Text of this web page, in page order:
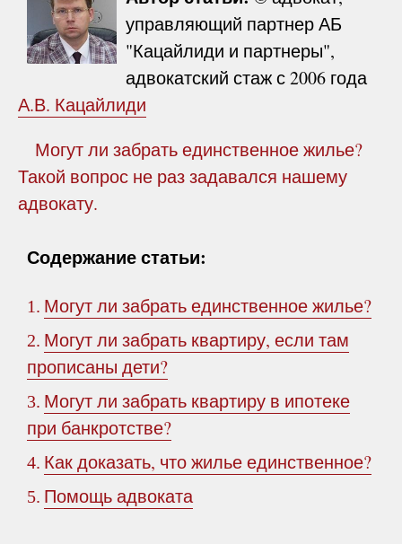
управляющий партнер АБ
"Кацайлиди и партнеры",
адвокатский стаж с 2006 года
А.В. Кацайлиди
Могут ли забрать единственное жилье?
Такой вопрос не раз задавался нашему
адвокату.
Содержание статьи:
1. Могут ли забрать единственное жилье?
2. Могут ли забрать квартиру, если там
прописаны дети?
3. Могут ли забрать квартиру в ипотеке
при банкротстве?
4. Как доказать, что жилье единственное?
5. Помощь адвоката